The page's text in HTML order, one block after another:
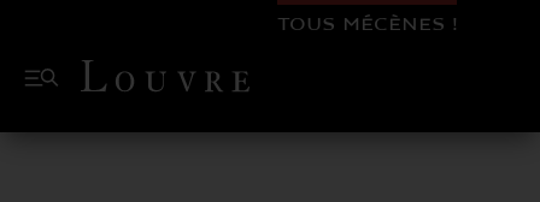
TOUS MÉCÈNES !